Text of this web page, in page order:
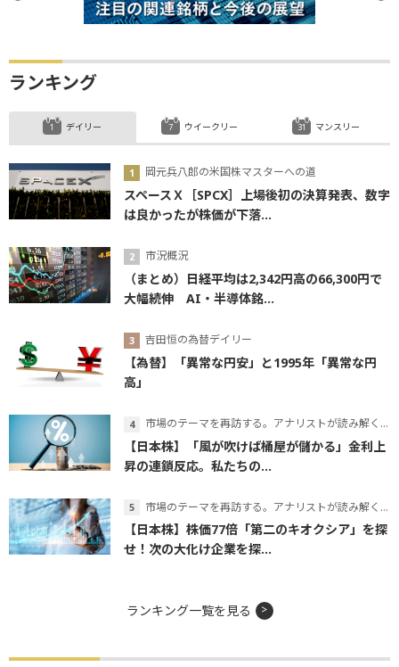
ランキング
デイリー
岡元兵八郎の米国株マスターへの道
スペースＸ［SPCX］上場後初の決算発表、数字
は良かったが株価が下落...
市況概況
（まとめ）日経平均は2,342円高の66,300円で
大幅続伸 AI・半導体銘...
吉田恒の為替デイリー
【為替】「異常な円安」と1995年「異常な円
高」
市場のテーマを再訪する。アナリストが読み解くテーマの本質
【日本株】「風が吹けば桶屋が儲かる」金利上
昇の連鎖反応。私たちの...
市場のテーマを再訪する。アナリストが読み解くテーマの本質
【日本株】株価77倍「第二のキオクシア」を探
せ！次の大化け企業を探...
ウイークリー マンスリー
ランキング一覧を見る